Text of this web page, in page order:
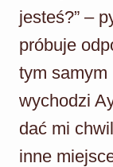
jesteś?” –
próbuje
tym samym
wychodzi
dać mi
inne